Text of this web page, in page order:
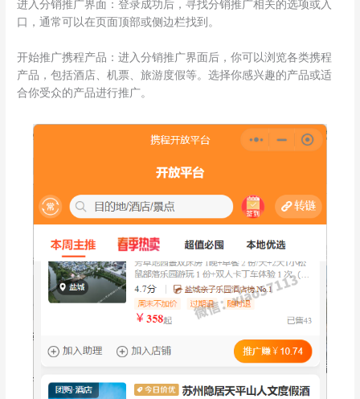
进入分销推广界面：登录成功后，寻找分销推广相关的选项或入
口，通常可以在页面顶部或侧边栏找到。
开始推广携程产品：进入分销推广界面后，你可以浏览各类携程
产品，包括酒店、机票、旅游度假等。选择你感兴趣的产品或适
合你受众的产品进行推广。